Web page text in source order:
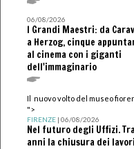
06/08/2026
I Grandi Maestri: da
a Herzog, cinque
al cinema con i giganti
dell'immaginario
Il nuovo volto del museo
">
FIRENZE| 06/08/2026
Nel futuro degli Uffizi.
anni la chiusura dei lavori